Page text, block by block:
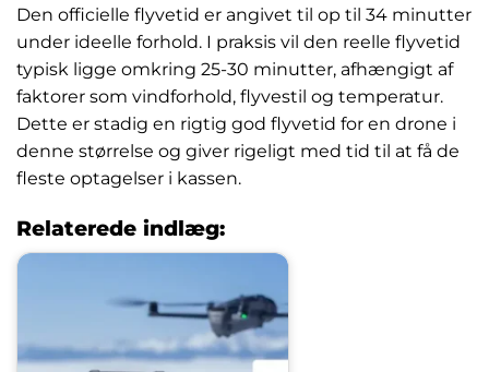
Den officielle flyvetid er angivet til op til 34 minutter
under ideelle forhold. I praksis vil den reelle flyvetid
typisk ligge omkring 25-30 minutter, afhængigt af
faktorer som vindforhold, flyvestil og temperatur.
Dette er stadig en rigtig god flyvetid for en drone i
denne størrelse og giver rigeligt med tid til at få de
fleste optagelser i kassen.
Relaterede indlæg: